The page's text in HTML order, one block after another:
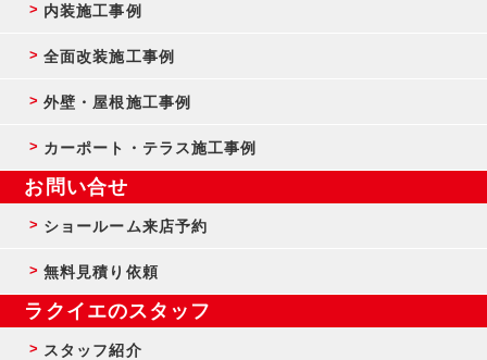
内装施工事例
全面改装施工事例
外壁・屋根施工事例
カーポート・テラス施工事例
お問い合せ
ショールーム来店予約
無料見積り依頼
ラクイエのスタッフ
スタッフ紹介